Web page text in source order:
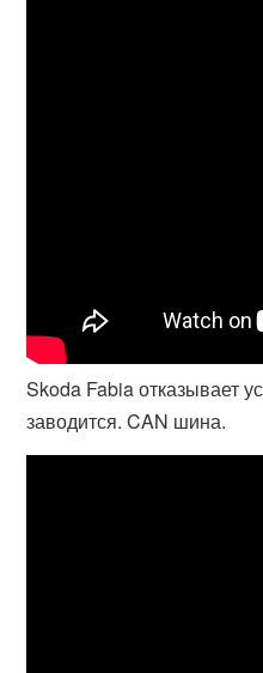
Skoda Fabia отказывает
заводится. CAN шина.